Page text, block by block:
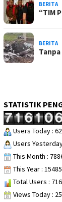
BERITA
“TIM
BERITA
STATISTIK
Users Today :
Users
This Month :
This Year :
Total Users :
Views Today :